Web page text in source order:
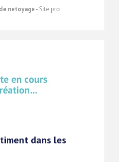
netoyage- Site pro
dans les